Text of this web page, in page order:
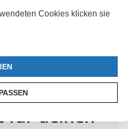
für deinen
Cookies klicken sie